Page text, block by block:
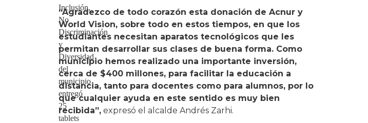
Inclusión,
No
Discriminación
y
Diversidad
del
municipio
entregó
25
tablets
“Agradezco de todo corazón esta donación de Acnur y
World Vision, sobre todo en estos tiempos, en que los
estudiantes necesitan aparatos tecnológicos que les
permitan desarrollar sus clases de buena forma. Como
municipio hemos realizado una importante inversión,
cerca de $400 millones, para facilitar la educación a
distancia, tanto para docentes como para alumnos, por lo
que cualquier ayuda en este sentido es muy bien
recibida”, expresó el alcalde Andrés Zarhi.